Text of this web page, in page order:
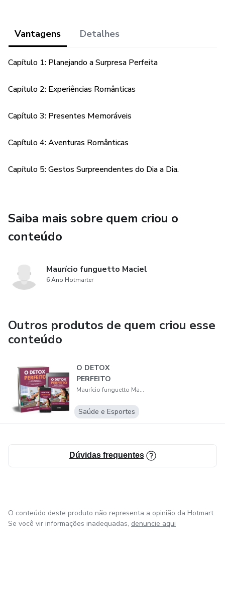
Vantagens Detalhes
Capítulo 1: Planejando a Surpresa Perfeita
Capítulo 2: Experiências Românticas
Capítulo 3: Presentes Memoráveis
Capítulo 4: Aventuras Românticas
Capítulo 5: Gestos Surpreendentes do Dia a Dia.
Saiba mais sobre quem criou o
conteúdo
Maurício funguetto Maciel
6 Ano Hotmarter
Outros produtos de quem criou esse
conteúdo
O DETOX
PERFEITO
Maurício funguetto Maciel
Saúde e Esportes
Dúvidas frequentes
O conteúdo deste produto não representa a opinião da Hotmart.
Se você vir informações inadequadas, denuncie aqui